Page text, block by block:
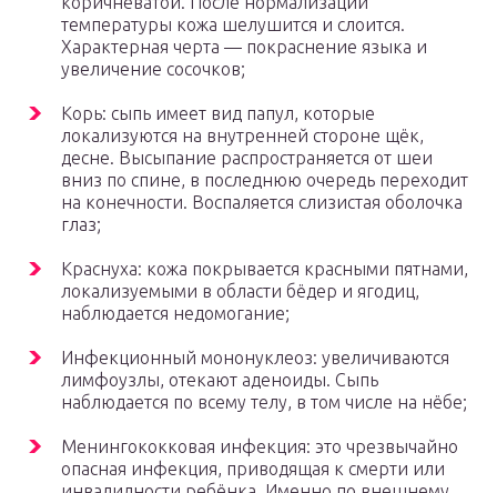
температуры кожа шелушится и слоится.
Характерная черта — покраснение языка и
увеличение сосочков;
Корь: сыпь имеет вид папул, которые
локализуются на внутренней стороне щёк,
десне. Высыпание распространяется от шеи
вниз по спине, в последнюю очередь переходит
на конечности. Воспаляется слизистая оболочка
глаз;
Краснуха: кожа покрывается красными пятнами,
локализуемыми в области бёдер и ягодиц,
наблюдается недомогание;
Инфекционный мононуклеоз: увеличиваются
лимфоузлы, отекают аденоиды. Сыпь
наблюдается по всему телу, в том числе на нёбе;
Менингококковая инфекция: это чрезвычайно
опасная инфекция, приводящая к смерти или